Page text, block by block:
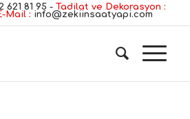
621 81 95 - Tadilat ve Dekorasyon :
Mail : info@zekiinsaatyapi.com